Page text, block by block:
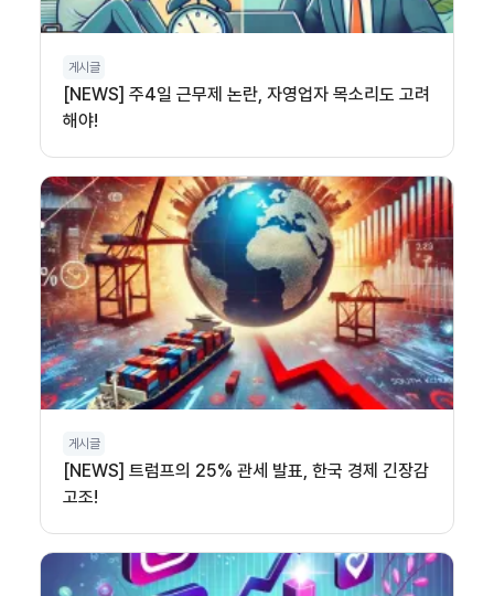
게시글
[NEWS] 주4일 근무제 논란, 자영업자 목소리도 고려
해야!
게시글
[NEWS] 트럼프의 25% 관세 발표, 한국 경제 긴장감
고조!